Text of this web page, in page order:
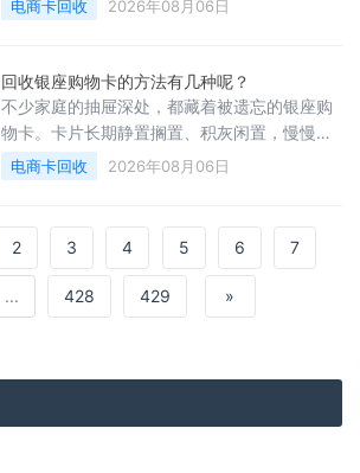
货等生活物资，购物流程简单顺畅，消费体验
色门店都可刷卡消费，丰富日常饮食体验。同
时，水电缴费等琐碎的居家开销也可凭卡片办
理，简化繁杂的办事流程，减轻居家琐事带来
的压力，为日常生活起居增添诸多便利。
电商卡回收 2026年08月06日
回收银座购物卡的方法有几种呢？
不少家庭的抽屉深处，都藏着被遗忘的银座购
物卡。卡片长期静置搁置、积灰闲置，慢慢淡
出人们的视线。大家最初都满怀期待，想用这
份实用好物添置家居用品、补足日常所需，却
一再延后，卡片彻底闲置在角落，原本贴心实
造成浪费，让人十分惋惜。
电商卡回收 2026年08月06日
2 3 4 5 6 7
... 428 429 »